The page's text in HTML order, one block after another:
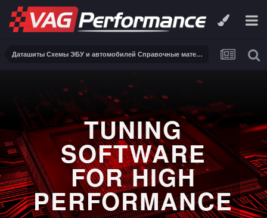
Даташиты Схемы ЭБУ и автомобилей Справочные материалы, инструкции, описания, книги Заказ и поиск схем ЭБУ и автомобилей
TUNING
SOFTWARE
FOR HIGH
PERFORMANCE